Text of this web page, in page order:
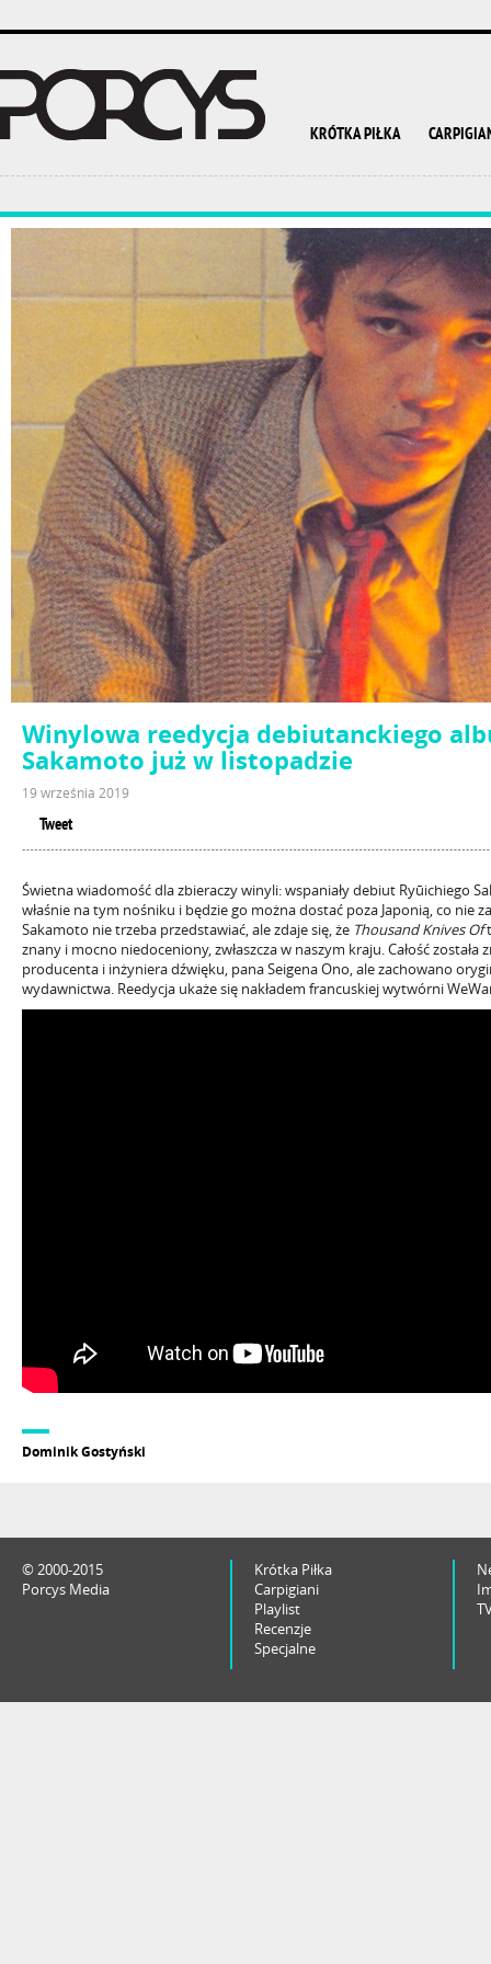
KRÓTKA PIŁKA
Winylowa reedycja debiutanckiego
Sakamoto już w listopadzie
19 września 2019
Tweet
Świetna wiadomość dla zbieraczy winyli: wspaniały debiut Ryūichiego
właśnie na tym nośniku i będzie go można dostać poza Japonią, co nie
Sakamoto nie trzeba przedstawiać, ale zdaje się, że Thousand Knives Of
znany i mocno niedoceniony, zwłaszcza w naszym kraju. Całość została
producenta i inżyniera dźwięku, pana Seigena Ono, ale zachowano
wydawnictwa. Reedycja ukaże się nakładem francuskiej wytwórni
Dominik Gostyński
© 2000-2015
Porcys Media
Krótka Piłka
Carpigiani
Playlist
Recenzje
Specjalne